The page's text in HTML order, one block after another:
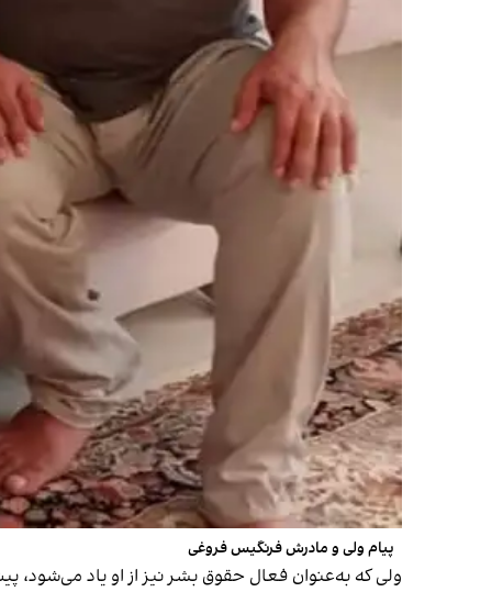
پیام ولی و مادرش فرنگیس فروغی
ولی که به‌عنوان فعال حقوق بشر نیز از او یاد می‌شود، پیش